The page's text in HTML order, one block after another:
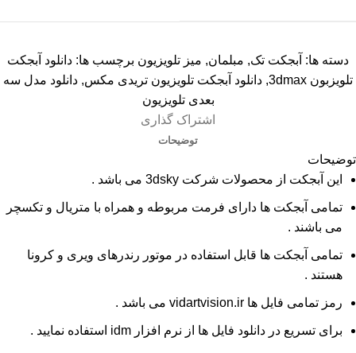
دسته ها: آبجکت تک, مبلمان, میز تلویزیون برچسب ها: دانلود آبجکت
تلویزبون 3dmax
, دانلود آبجکت تلویزیون تریدی مکس, دانلود مدل سه
بعدی تلویزیون
اشتراک گذاری
توضیحات
توضیحات
این آبجکت از محصولات شرکت 3dsky می باشد .
تمامی آبجکت ها دارای فرمت مربوطه و همراه با متریال و تکسچر
می باشند .
تمامی آبجکت ها قابل استفاده در موتور رندرهای ویری و کرونا
هستند .
رمز تمامی فایل ها vidartvision.ir می باشد .
برای تسریع در دانلود فایل ها از نرم افزار idm استفاده نمایید .